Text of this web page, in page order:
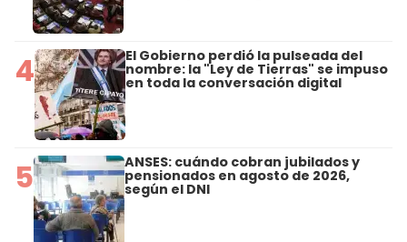
4 El Gobierno perdió la pulseada del
nombre: la "Ley de Tierras" se impuso
en toda la conversación digital
5 ANSES: cuándo cobran jubilados y
pensionados en agosto de 2026,
según el DNI